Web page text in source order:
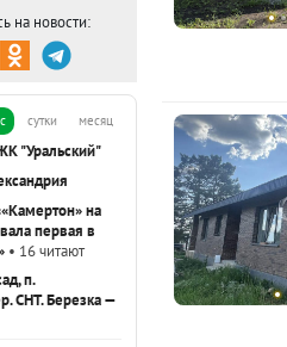
на новости:
сутки месяц
"Уральский"
на
первая в
• 16 читают
п.
СНТ. Березка —
Не
ID объекта